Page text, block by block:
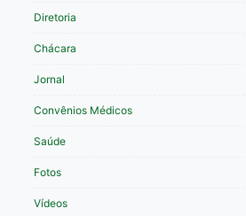
Diretoria
Chácara
Jornal
Convênios Médicos
Saúde
Fotos
Vídeos